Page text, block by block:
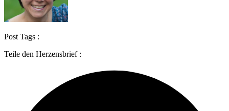
Post Tags :
Teile den Herzensbrief :